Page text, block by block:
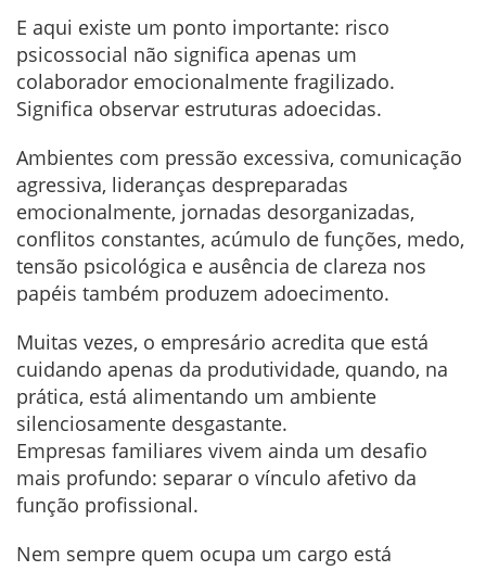
E aqui existe um ponto importante: risco
psicossocial não significa apenas um
colaborador emocionalmente fragilizado.
Significa observar estruturas adoecidas.
Ambientes com pressão excessiva, comunicação
agressiva, lideranças despreparadas
emocionalmente, jornadas desorganizadas,
conflitos constantes, acúmulo de funções, medo,
tensão psicológica e ausência de clareza nos
papéis também produzem adoecimento.
Muitas vezes, o empresário acredita que está
cuidando apenas da produtividade, quando, na
prática, está alimentando um ambiente
silenciosamente desgastante.
Empresas familiares vivem ainda um desafio
mais profundo: separar o vínculo afetivo da
função profissional.
Nem sempre quem ocupa um cargo está